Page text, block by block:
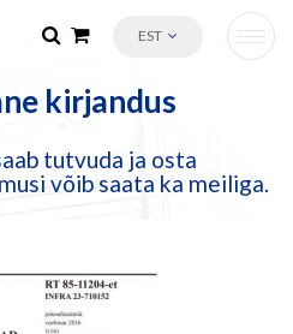
EST
kirjandus
tutvuda ja osta
võib saata ka meiliga.